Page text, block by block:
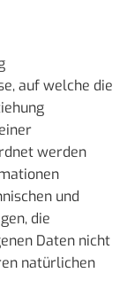
auf welche die
werden
und
die
Daten nicht
natürlichen